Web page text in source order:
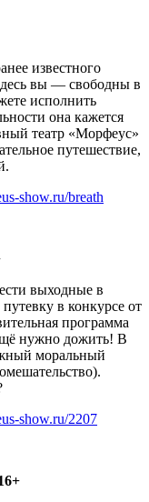
известного
вы — свободны в
исполнить
она кажется
театр «Морфеус»
путешествие,
show.ru/breath
выходные в
в конкурсе от
программа
нужно дожить! В
моральный
show.ru/2207